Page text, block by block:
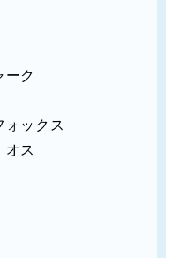
ーク
ォックス
オス